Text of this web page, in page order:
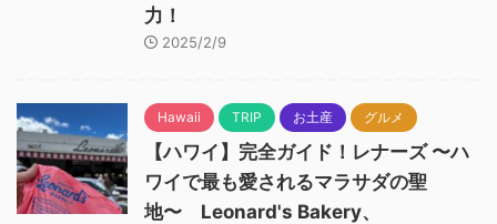
力！
2025/2/9
Hawaii TRIP お土産 グルメ
【ハワイ】完全ガイド！レナーズ 〜ハ
ワイで最も愛されるマラサダの聖
地〜 Leonard's Bakery、